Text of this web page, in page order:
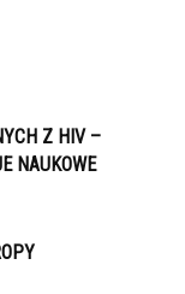
Z HIV –
NAUKOWE